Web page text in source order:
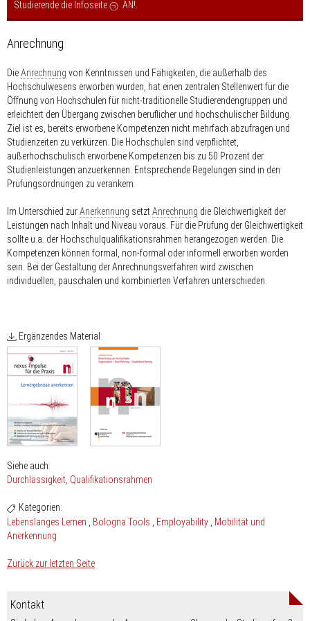
Studierende die Infoseite
AN!
Anrechnung
DieAnrechnung von Kenntnissen und Fähigkeiten, die außerhalb des
Hochschulwesens erworben wurden, hat einen zentralen Stellenwert für die
Öffnung von Hochschulen für nicht-traditionelle Studierendengruppen und
erleichtert den Übergang zwischen beruflicher und hochschulischer Bildung.
Ziel ist es, bereits erworbene Kompetenzen nicht mehrfach abzufragen und
Studienzeiten zu verkürzen. Die Hochschulen sind verpflichtet,
außerhochschulisch erworbene Kompetenzen bis zu 50 Prozent der
Studienleistungen anzuerkennen. Entsprechende Regelungen sind in den
Prüfungsordnungen zu verankern.
Im Unterschied zurAnerkennung setztAnrechnung die Gleichwertigkeit der
Leistungen nach Inhalt und Niveau voraus. Für die Prüfung der Gleichwertigkeit
sollte u.a. der Hochschulqualifikationsrahmen herangezogen werden. Die
Kompetenzen können formal, non-formal oder informell erworben worden
sein. Bei der Gestaltung der Anrechnungsverfahren wird zwischen
individuellen, pauschalen und kombinierten Verfahren unterschieden.
Ergänzendes Material:
Siehe auch:
Durchlässigkeit Qualifikationsrahmen
Kategorien:
Lebenslanges Lernen
Bologna Tools Employability
Mobilität und
Anerkennung
Zurück zur letzten Seite
Kontakt